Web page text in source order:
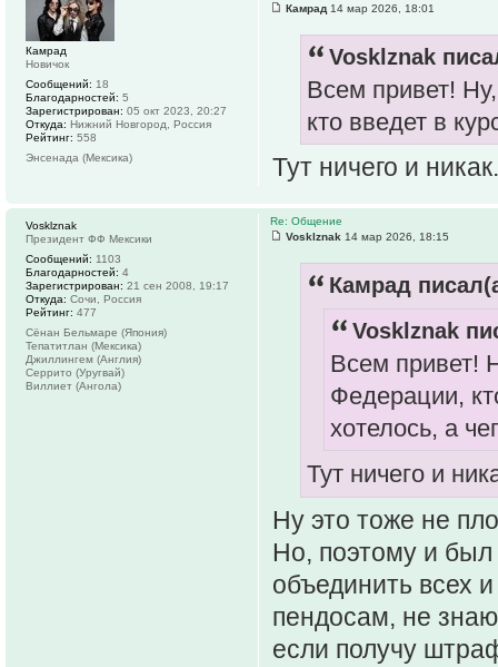
Камрад 14 мар 2026, 18:01
Vosklznak
Всем привет!
кто введет в
Тут ничего и
Камрад
Новичок
Сообщений: 18
Благодарностей: 5
Зарегистрирован: 05 окт 2023, 20:27
Откуда: Нижний Новгород, Россия
Рейтинг: 558
Энсенада (Мексика)
Re: Общение
Vosklznak 14 мар 2026, 18:15
Камрад
Vosklznak
Всем привет!
Федерации,
хотелось, а
Тут ничего и
Ну это тоже не
Но, поэтому и
объединить всех
пендосам, не
если получу
Vosklznak
Президент ФФ Мексики
Сообщений: 1103
Благодарностей: 4
Зарегистрирован: 21 сен 2008, 19:17
Откуда: Сочи, Россия
Рейтинг: 477
Сёнан Бельмаре (Япония)
Тепатитлан (Мексика)
Джиллингем (Англия)
Серрито (Уругвай)
Виллиет (Ангола)